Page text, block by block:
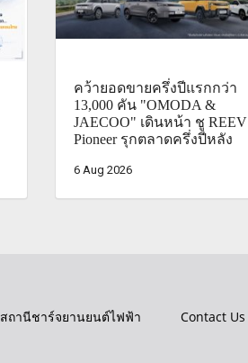
คว้ายอดขายครึ่งปีแรกกว่า
13,000 คัน "OMODA &
JAECOO" เดินหน้า ชู REEV
Pioneer รุกตลาดครึ่งปีหลัง
6 Aug 2026
สถานีชาร์จยานยนต์ไฟฟ้า
Contact Us